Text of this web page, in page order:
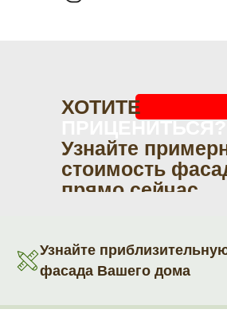
ХОТИТЕ
Узнайте
стоимость
прямо сейчас
Узнайте
фасада Вашего дома